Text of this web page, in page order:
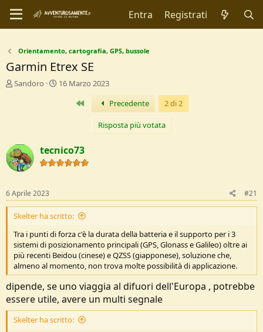
Entra Registrati
Orientamento, cartografia, GPS, bussole
Garmin Etrex SE
C
r
e
D
s
c
u
s
s
i
o
n
e
Sandoro
D
I
n
i
o
16 Marzo 2023
Primo Precedente 2 di 2
Risposta più votata
tecnico73
6 Aprile 2023 #21
Skelter ha scritto:
Tra i punti di forza c'è la durata della batteria e il supporto per i 3
sistemi di posizionamento principali (GPS, Glonass e Galileo) oltre ai
più recenti Beidou (cinese) e QZSS (giapponese), soluzione che,
almeno al momento, non trova molte possibilità di applicazione.
dipende, se uno viaggia al difuori dell'Europa , potrebbe
essere utile, avere un multi segnale
Skelter ha scritto: